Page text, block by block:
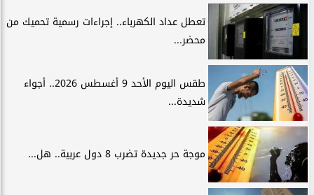
تعطل عداد الكهرباء.. إجراءات رسمية تحميك من
محضر...
طقس اليوم الأحد 9 أغسطس 2026.. أجواء
شديدة...
موجة حر جديدة تضرب 8 دول عربية.. هل...